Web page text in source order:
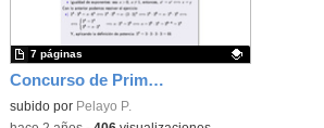
Concurso de Primavera - 2014 - Fase 1 - Nivel 3 - Ejercicio 1
Contenido educativo.
subido por Pelayo P.
7 páginas